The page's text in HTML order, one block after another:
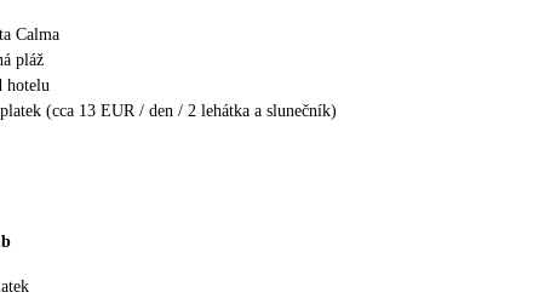
Calma
pláž
hotelu
(cca 13 EUR / den / 2 lehátka a slunečník)